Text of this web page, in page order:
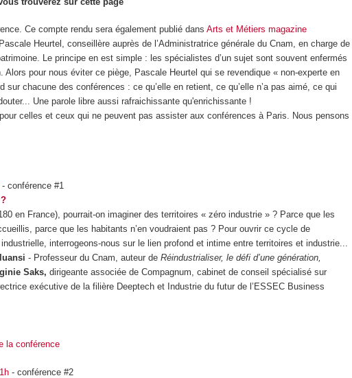
Ce compte rendu sera également publié dans Arts et Métiers magazine
Heurtel, conseillère auprès de l’Administratrice générale du Cnam, en charge de
Le principe en est simple : les spécialistes d’un sujet sont souvent enfermés
Alors pour nous éviter ce piège, Pascale Heurtel qui se revendique « non-experte en
sur chacune des conférences : ce qu’elle en retient, ce qu’elle n’a pas aimé, ce qui
Une parole libre aussi rafraichissante qu'enrichissante !
celles et ceux qui ne peuvent pas assister aux conférences à Paris. Nous pensons
- conférence #1
en France), pourrait-on imaginer des territoires « zéro industrie » ? Parce que les
parce que les habitants n’en voudraient pas ? Pour ouvrir ce cycle de
interrogeons-nous sur le lien profond et intime entre territoires et industrie...
- Professeur du Cnam, auteur de Réindustrialiser, le défi d’une génération,
Saks, dirigeante associée de Compagnum, cabinet de conseil spécialisé sur
exécutive de la filière Deeptech et Industrie du futur de l’ESSEC Business
la conférence
- conférence #2